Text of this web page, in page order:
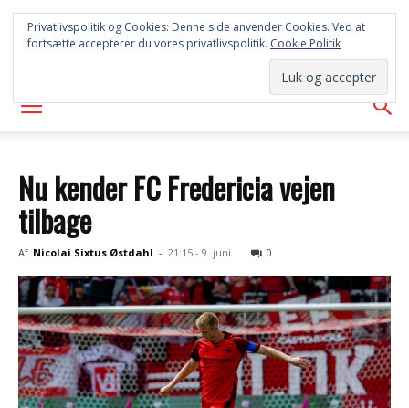
SYD
AVISEN
Nu kender FC Fredericia vejen
tilbage
Af Nicolai Sixtus Østdahl - 21:15 - 9. juni 0
Privatlivspolitik og Cookies: Denne side anvender Cookies. Ved at
fortsætte accepterer du vores privatlivspolitik. Cookie Politik